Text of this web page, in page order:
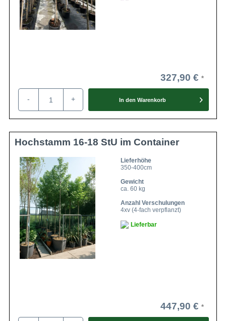
327,90 €
- + In den Warenkorb
Hochstamm 16-18 StU im Container
Lieferhöhe
350-400cm
Gewicht
ca. 60 kg
Anzahl Verschulungen
4xv (4-fach verpflanzt)
Lieferbar
447,90 €